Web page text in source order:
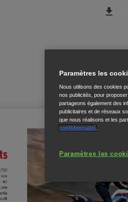
Paramètres les
Nous utilisons des cookies
nos publicités, pour
partageons également des
publicitaires et de réseaux
que nous réalisons et les
confidentialité
Paramètres les